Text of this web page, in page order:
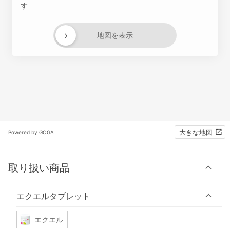
す
地図を表示
›
Powered by GOGA 大きな地図
取り扱い商品
エクエルタブレット
エクエル